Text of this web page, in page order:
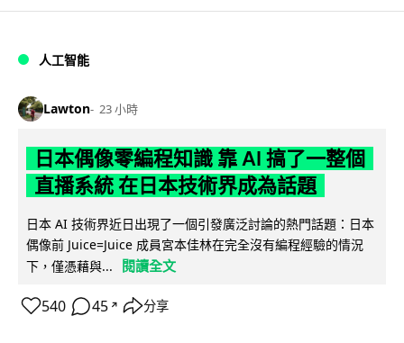
人工智能
Lawton 23 小時
日本偶像零編程知識 靠 AI 搞了一整個
直播系統 在日本技術界成為話題
日本 AI 技術界近日出現了一個引發廣泛討論的熱門話題：日本
偶像前 Juice=Juice 成員宮本佳林在完全沒有編程經驗的情況
下，僅憑藉與...
閱讀全文
540 45 ↗ 分享